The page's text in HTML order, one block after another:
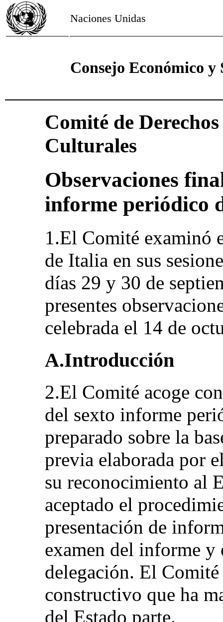
Naciones Unidas
Consejo Económico y
Comité de
Culturales
Observaciones
informe periódico
1.El Comité examinó
de Italia en sus
días 29 y 30 de
presentes
celebrada el 14 de
A.Introducción
2.El Comité acoge
del sexto informe
preparado sobre la
previa elaborada por
su reconocimiento al
aceptado el
presentación de
examen del informe
delegación. El
constructivo que ha
del Estado parte.